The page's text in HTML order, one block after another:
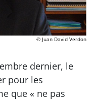
© Juan David Verdon
dernier, le
pour les
que « ne pas